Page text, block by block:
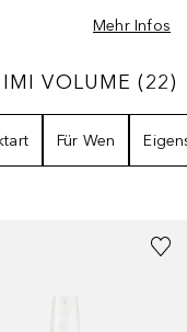
Mehr Infos
EIMI VOLUME22
VOLUME (22)
Für Wen